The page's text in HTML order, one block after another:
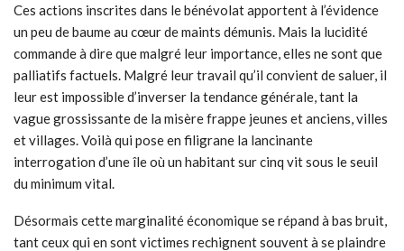
Ces actions inscrites dans le bénévolat apportent à l’évidence
un peu de baume au cœur de maints démunis. Mais la lucidité
commande à dire que malgré leur importance, elles ne sont que
palliatifs factuels. Malgré leur travail qu’il convient de saluer, il
leur est impossible d’inverser la tendance générale, tant la
vague grossissante de la misère frappe jeunes et anciens, villes
et villages. Voilà qui pose en filigrane la lancinante
interrogation d’une île où un habitant sur cinq vit sous le seuil
du minimum vital.
Désormais cette marginalité économique se répand à bas bruit,
tant ceux qui en sont victimes rechignent souvent à se plaindre